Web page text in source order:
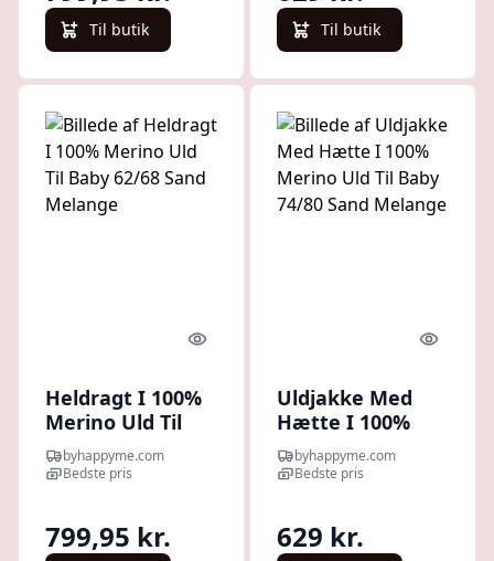
Til butik Til butik
Quick look
Heldragt I 100%
Merino Uld Til
Baby 62/68 Sand
Melange
byhappyme.com
Bedste pris
799,95 kr.
Quick
Uldjakke Med
Hætte I 100%
Merino Uld Til
Baby 74/80 Sand
byhappyme.com
Bedste pris
629 kr.